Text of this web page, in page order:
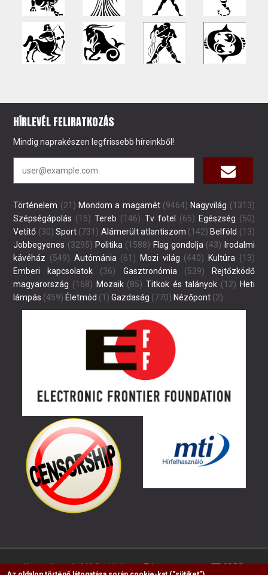
HÍRLEVÉL FELIRATKOZÁS
Mindig naprakészen legfrissebb híreinkből!
Történelem (21) Mondom a magamét(9464) Nagyvilág (1313)
Szépségápolás (15) Tereb (146) Tv fotel (65) Egészség (50)
Vetítő (30) Sport(731) Alámerült atlantiszom (142) Belföld (13)
Jobbegyenes (3295) Politika (1588) Flag gondolja(43) Irodalmi
kávéház (549) Autómánia(61) Mozi világ (440) Kultúra (13)
Emberi kapcsolatok (36) Gasztronómia(539)
Rejtőzködő
magyarország (168) Mozaik(85) Titkok és talányok (12) Heti
lámpás (459) Életmód (1) Gazdaság (770) Nézőpont (2)
Kapcsolat Médiaajánlat Impresszum GDPR